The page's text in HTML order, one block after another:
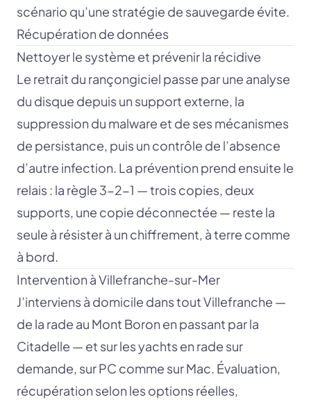
scénario qu’une stratégie de sauvegarde évite.
Récupération de données
Nettoyer le système et prévenir la récidive
Le retrait du rançongiciel passe par une analyse
du disque depuis un support externe, la
suppression du malware et de ses mécanismes
de persistance, puis un contrôle de l’absence
d’autre infection. La prévention prend ensuite le
relais : la règle 3-2-1 — trois copies, deux
supports, une copie déconnectée — reste la
seule à résister à un chiffrement, à terre comme
à bord.
Intervention à Villefranche-sur-Mer
J’interviens à domicile dans tout Villefranche —
de la rade au Mont Boron en passant par la
Citadelle — et sur les yachts en rade sur
demande, sur PC comme sur Mac. Évaluation,
récupération selon les options réelles,